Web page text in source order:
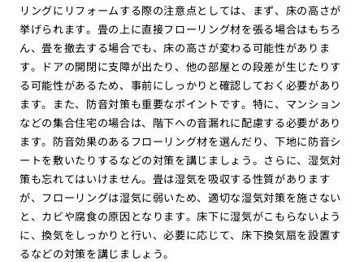
リングにリフォームする際の注意点としては、まず、床の高さが
挙げられます。畳の上に直接フローリング材を張る場合はもちろ
ん、畳を撤去する場合でも、床の高さが変わる可能性がありま
す。ドアの開閉に支障が出たり、他の部屋との段差が生じたりす
る可能性があるため、事前にしっかりと確認しておく必要があり
ます。また、防音対策も重要なポイントです。特に、マンション
などの集合住宅の場合は、階下への音漏れに配慮する必要があり
ます。防音効果のあるフローリング材を選んだり、下地に防音シ
ートを敷いたりするなどの対策を講じましょう。さらに、湿気対
策も忘れてはいけません。畳は湿気を吸収する性質があります
が、フローリングは湿気に弱いため、適切な湿気対策を施さない
と、カビや腐食の原因となります。床下に湿気がこもらないよう
に、換気をしっかりと行い、必要に応じて、床下換気扇を設置す
るなどの対策を講じましょう。